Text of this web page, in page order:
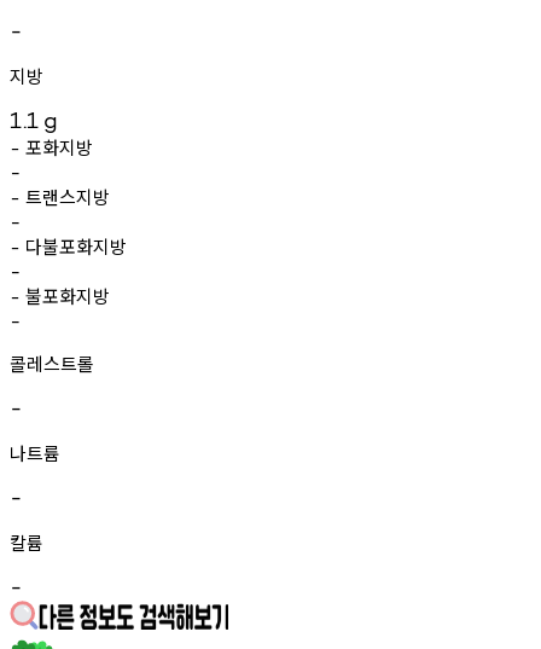
-
지방
1.1 g
- 포화지방
-
- 트랜스지방
-
- 다불포화지방
-
- 불포화지방
-
콜레스트롤
-
나트륨
-
칼륨
-